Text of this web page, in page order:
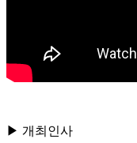
▶ 개최인사